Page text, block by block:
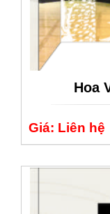
Hoa
Giá: Liên hệ